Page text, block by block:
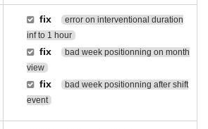
fix
error on interventional duration
inf to 1 hour
fix
bad week positionning on month
view
fix
bad week positionning after shift
event